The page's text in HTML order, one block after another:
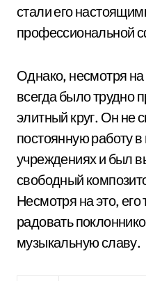
стали его
профессиональной
Однако, несмотря
всегда было трудно
элитный круг. Он не
постоянную работу
учреждениях и был
свободный
Несмотря на это,
радовать
музыкальную славу.